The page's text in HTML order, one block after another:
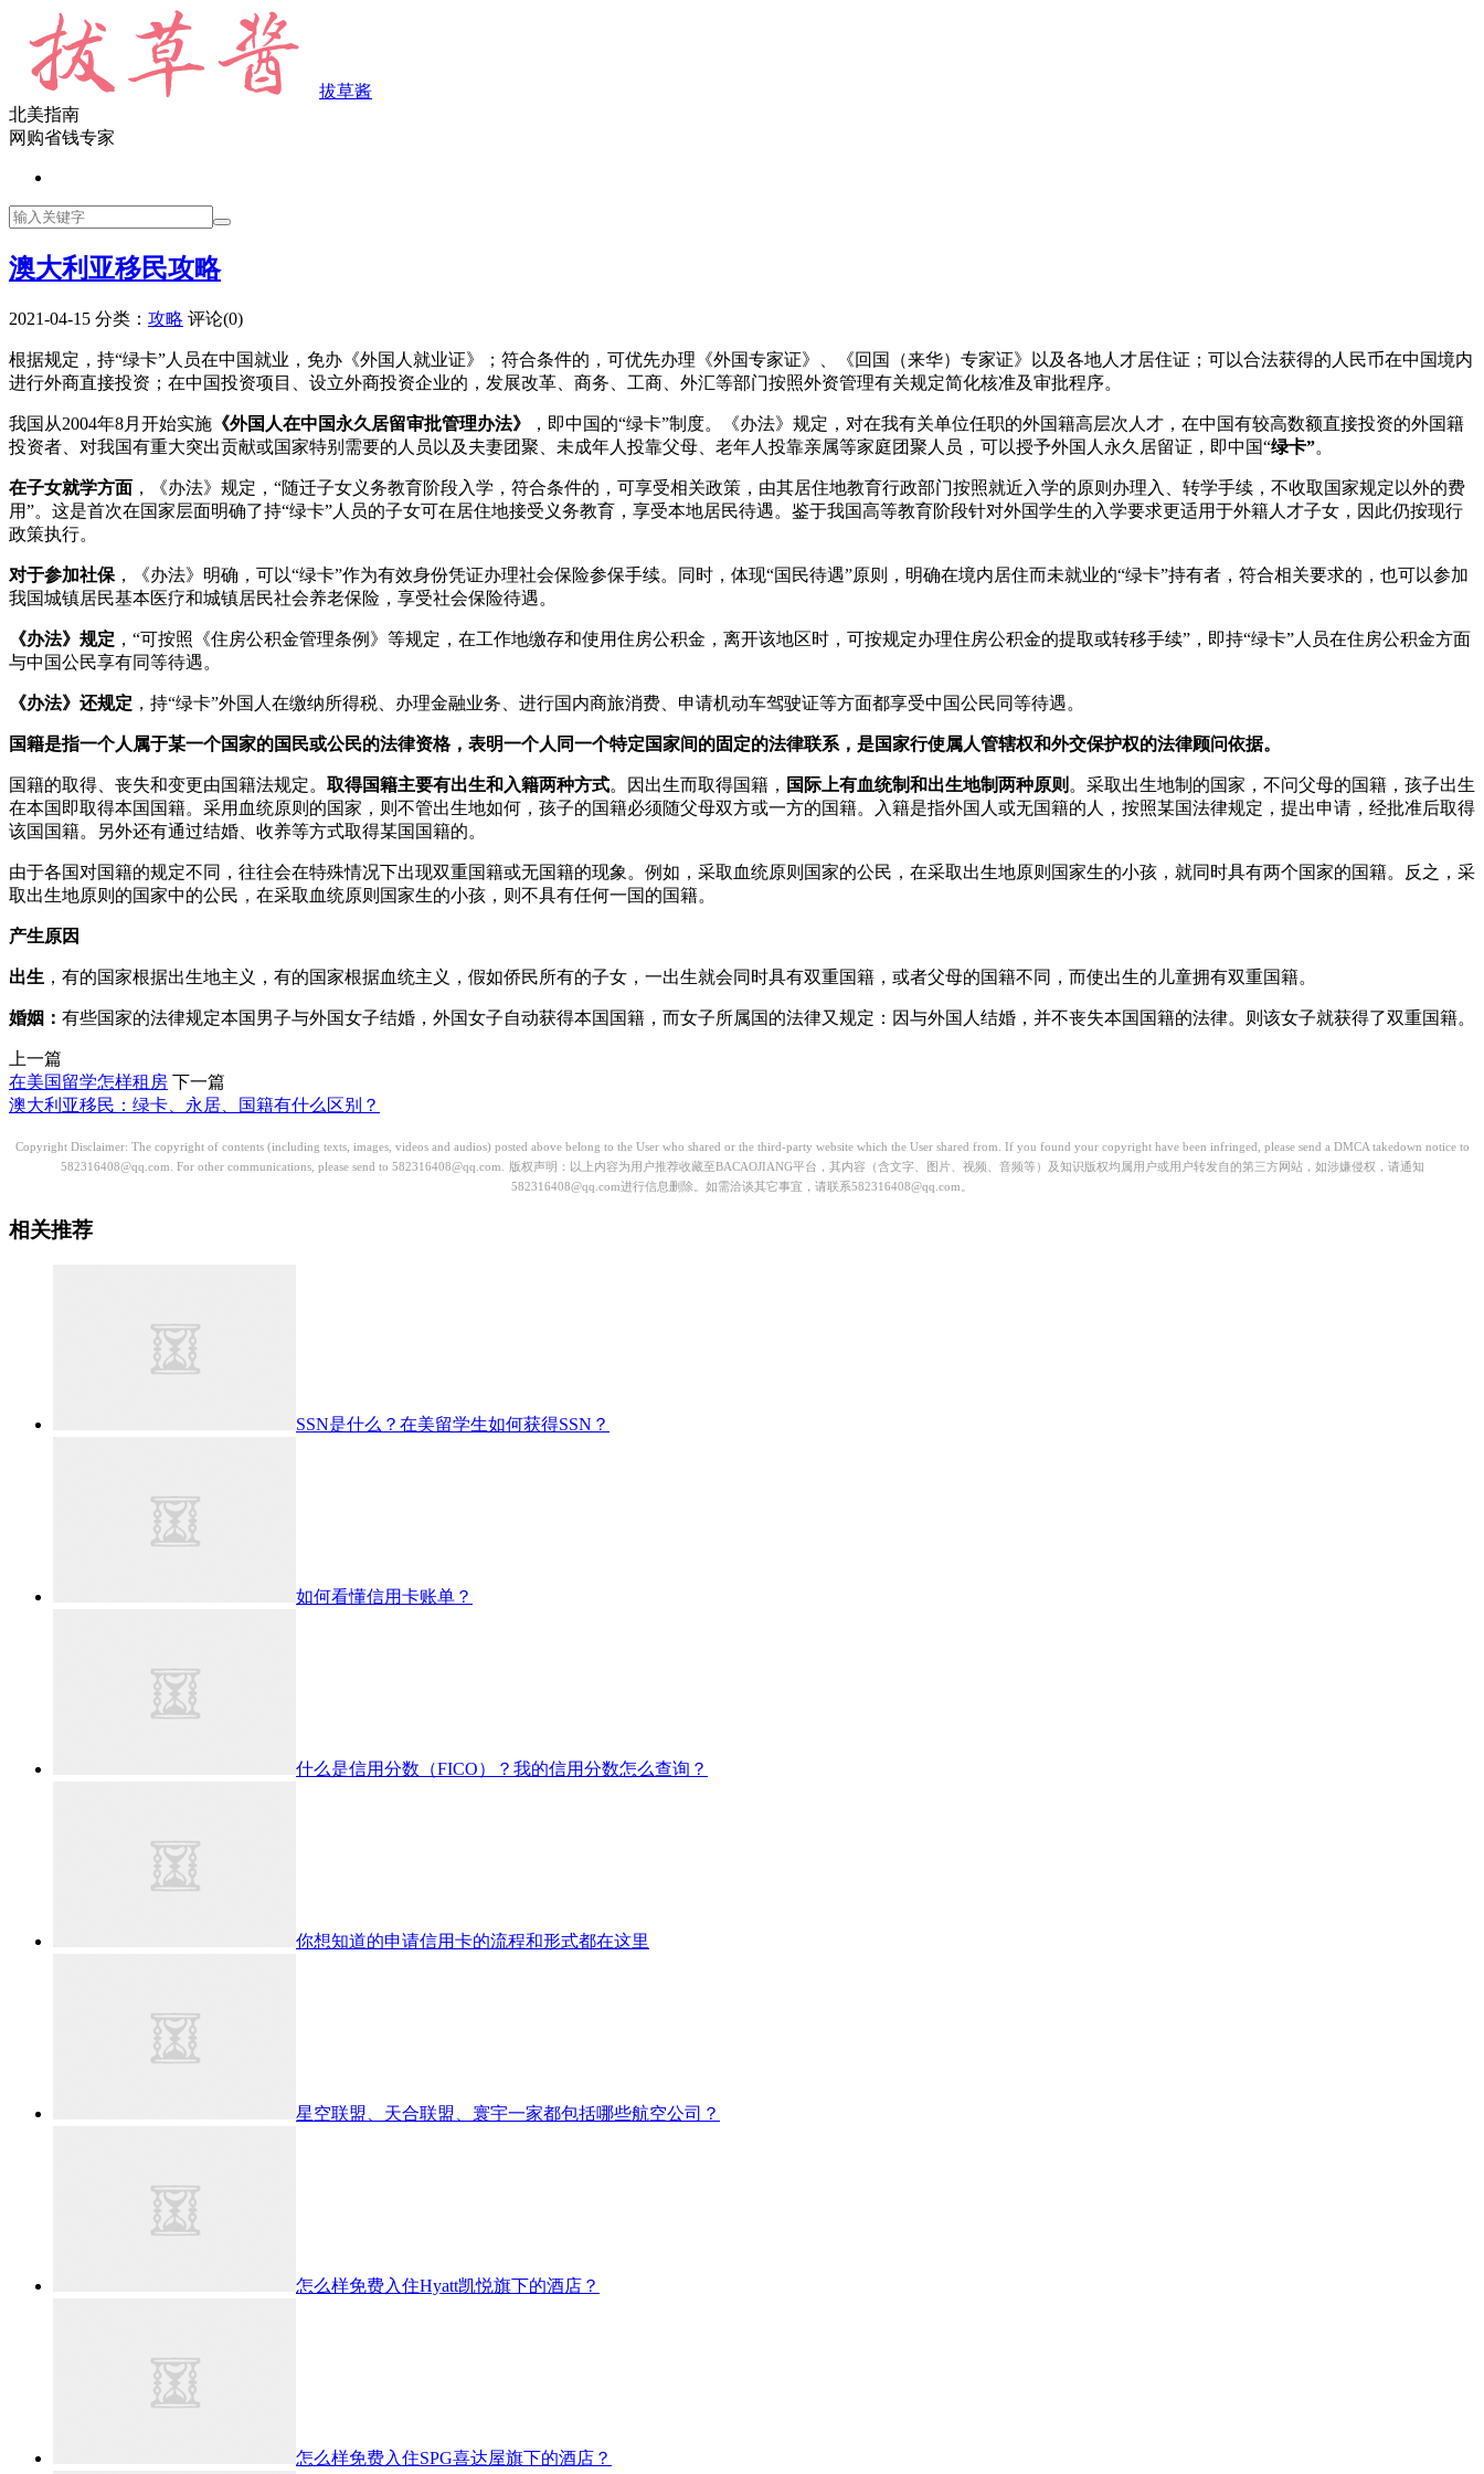
拔草酱
北美指南
网购省钱专家
澳大利亚移民攻略
2021-04-15 分类： 攻略 评论(0)
根据规定，持“绿卡”人员在中国就业，免办《外国人就业证》；符合条件的，可优先办理《外国专家证》、《回国（来华）专家证》以及各地人才居住证；可以合法获得的人民币在中国境内
进行外商直接投资；在中国投资项目、设立外商投资企业的，发展改革、商务、工商、外汇等部门按照外资管理有关规定简化核准及审批程序。
我国从2004年8月开始实施 《外国人在中国永久居留审批管理办法》
，即中国的“绿卡”制度。《办法》规定，对在我有关单位任职的外国籍高层次人才，在中国有较高数额直接投资的外国籍
投资者、对我国有重大突出贡献或国家特别需要的人员以及夫妻团聚、未成年人投靠父母、老年人投靠亲属等家庭团聚人员，可以授予外国人永久居留证，即中国“绿卡”。
在子女就学方面 ，《办法》规定，“随迁子女义务教育阶段入学，符合条件的，可享受相关政策，由其居住地教育行政部门按照就近入学的原则办理入、转学手续，不收取国家规定以外的费
用”。这是首次在国家层面明确了持“绿卡”人员的子女可在居住地接受义务教育，享受本地居民待遇。鉴于我国高等教育阶段针对外国学生的入学要求更适用于外籍人才子女，因此仍按现行
政策执行。
对于参加社保 ，《办法》明确，可以“绿卡”作为有效身份凭证办理社会保险参保手续。同时，体现“国民待遇”原则，明确在境内居住而未就业的“绿卡”持有者，符合相关要求的，也可以参加
我国城镇居民基本医疗和城镇居民社会养老保险，享受社会保险待遇。
《办法》规定 ，“可按照《住房公积金管理条例》等规定，在工作地缴存和使用住房公积金，离开该地区时，可按规定办理住房公积金的提取或转移手续”，即持“绿卡”人员在住房公积金方面
与中国公民享有同等待遇。
《办法》还规定 ，持“绿卡”外国人在缴纳所得税、办理金融业务、进行国内商旅消费、申请机动车驾驶证等方面都享受中国公民同等待遇。
国籍是指一个人属于某一个国家的国民或公民的法律资格，表明一个人同一个特定国家间的固定的法律联系，是国家行使属人管辖权和外交保护权的法律顾问依据。
国籍的取得、丧失和变更由国籍法规定。 取得国籍主要有出生和入籍两种方式。因出生而取得国籍， 国际上有血统制和出生地制两种原则 。采取出生地制的国家，不问父母的国籍，孩子出生
在本国即取得本国国籍。采用血统原则的国家，则不管出生地如何，孩子的国籍必须随父母双方或一方的国籍。入籍是指外国人或无国籍的人，按照某国法律规定，提出申请，经批准后取得
该国国籍。另外还有通过结婚、收养等方式取得某国国籍的。
由于各国对国籍的规定不同，往往会在特殊情况下出现双重国籍或无国籍的现象。例如，采取血统原则国家的公民，在采取出生地原则国家生的小孩，就同时具有两个国家的国籍。反之，采
取出生地原则的国家中的公民，在采取血统原则国家生的小孩，则不具有任何一国的国籍。
产生原因
出生 ，有的国家根据出生地主义，有的国家根据血统主义，假如侨民所有的子女，一出生就会同时具有双重国籍，或者父母的国籍不同，而使出生的儿童拥有双重国籍。
婚姻： 有些国家的法律规定本国男子与外国女子结婚，外国女子自动获得本国国籍，而女子所属国的法律又规定：因与外国人结婚，并不丧失本国国籍的法律。则该女子就获得了双重国籍。
上一篇
在美国留学怎样租房 下一篇
澳大利亚移民：绿卡、永居、国籍有什么区别？
Copyright Disclaimer: The copyright of contents (including texts, images, videos and audios) posted above belong to the User who shared or the third-party website which the User shared from. If you found your copyright have been infringed, please send a DMCA takedown notice to
582316408@qq.com. For other communications, please send to 582316408@qq.com.
版权声明：以上内容为用户推荐收藏至BACAOJIANG平台，其内容（含文字、图片、视频、音频等）及知识版权均属用户或用户转发自的第三方网站，如涉嫌侵权，请通知
582316408@qq.com进行信息删除。如需洽谈其它事宜，请联系582316408@qq.com。
相关推荐
SSN是什么？在美留学生如何获得SSN？
如何看懂信用卡账单？
什么是信用分数（FICO）？我的信用分数怎么查询？
你想知道的申请信用卡的流程和形式都在这里
星空联盟、天合联盟、寰宇一家都包括哪些航空公司？
怎么样免费入住Hyatt凯悦旗下的酒店？
怎么样免费入住SPG喜达屋旗下的酒店？